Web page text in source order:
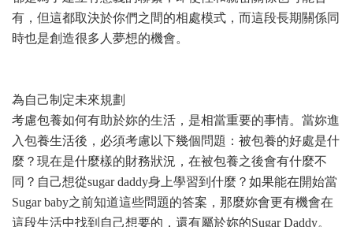
有，但這都取決於你們之間的相處模式，而這段長期關係同
時也是創造很多人夢想的機會。
為自己制定未來規劃
考慮包養如何有助於妳的生活，是相當重要的事情。當妳進
入包養生活後，必須考慮以下幾個問題：被包養的好處是什
麼？現在是什麼樣的財務狀況，在被包養之後會有什麼不
同？自己想從sugar daddy身上學習到什麼？如果能在開始當
Sugar baby之前知道這些問題的答案，那麼妳會更有機會在
這段生活中找到自己想要的，還有屬於妳的Sugar Daddy。